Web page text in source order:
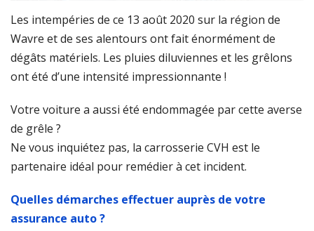
Les intempéries de ce 13 août 2020 sur la région de
Wavre et de ses alentours ont fait énormément de
dégâts matériels. Les pluies diluviennes et les grêlons
ont été d’une intensité impressionnante !
Votre voiture a aussi été endommagée par cette averse
de grêle ?
Ne vous inquiétez pas, la carrosserie CVH est le
partenaire idéal pour remédier à cet incident.
Quelles démarches effectuer auprès de votre
assurance auto ?